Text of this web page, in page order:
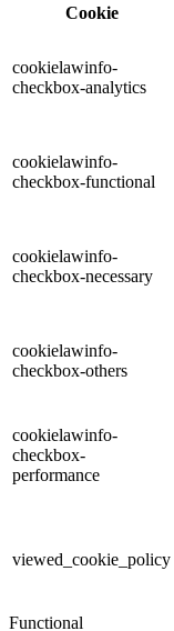
Cookie
cookielawinfo-
checkbox-analytics
cookielawinfo-
checkbox-functional
cookielawinfo-
checkbox-necessary
cookielawinfo-
checkbox-others
cookielawinfo-
checkbox-
performance
viewed_cookie_policy
Functional